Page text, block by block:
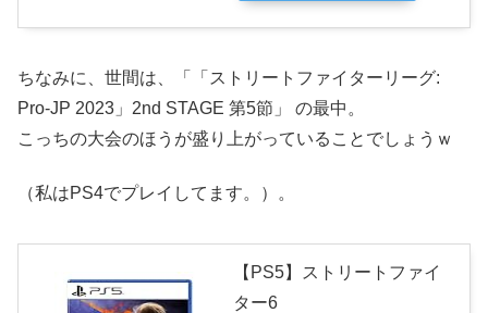
ちなみに、世間は、「「ストリートファイターリーグ:
Pro-JP 2023」2nd STAGE 第5節」 の最中。
こっちの大会のほうが盛り上がっていることでしょうｗ
（私はPS4でプレイしてます。）。
【PS5】ストリートファイ
ター6